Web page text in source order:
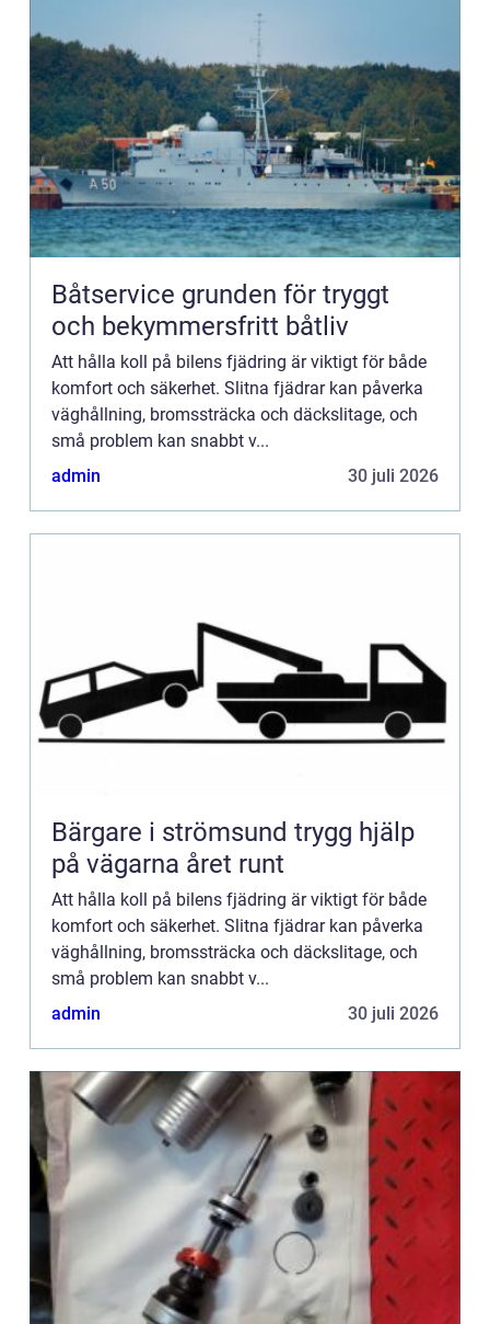
Båtservice grunden för tryggt
och bekymmersfritt båtliv
Att hålla koll på bilens fjädring är viktigt för både
komfort och säkerhet. Slitna fjädrar kan påverka
väghållning, bromssträcka och däckslitage, och
små problem kan snabbt v...
admin
30 juli 2026
Bärgare i strömsund trygg hjälp
på vägarna året runt
Att hålla koll på bilens fjädring är viktigt för både
komfort och säkerhet. Slitna fjädrar kan påverka
väghållning, bromssträcka och däckslitage, och
små problem kan snabbt v...
admin
30 juli 2026